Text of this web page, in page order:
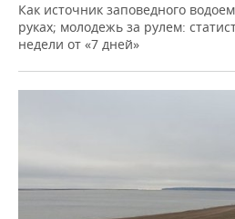
Как источник заповедного
руках; молодежь за рулем:
недели от «7 дней»